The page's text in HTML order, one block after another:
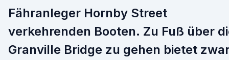
Fähranleger Hornby Street
verkehrenden Booten. Zu Fuß über
Granville Bridge zu gehen bietet